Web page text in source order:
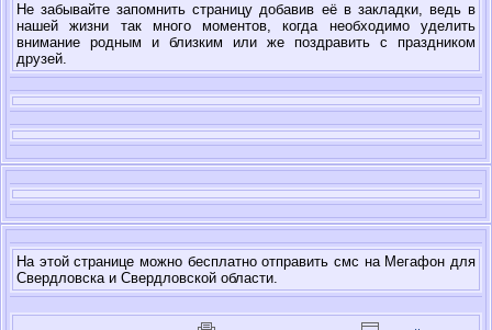
Не забывайте запомнить страницу добавив её в закладки, ведь в
нашей жизни так много моментов, когда необходимо уделить
внимание родным и близким или же поздравить с праздником
друзей.
На этой странице можно бесплатно отправить смс на Мегафон для
Свердловска и Свердловской области.